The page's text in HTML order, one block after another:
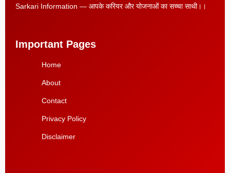
Sarkari Information — आपके करियर और योजनाओं का सच्चा साथी।।
Important Pages
Home
About
Contact
Privacy Policy
Disclaimer